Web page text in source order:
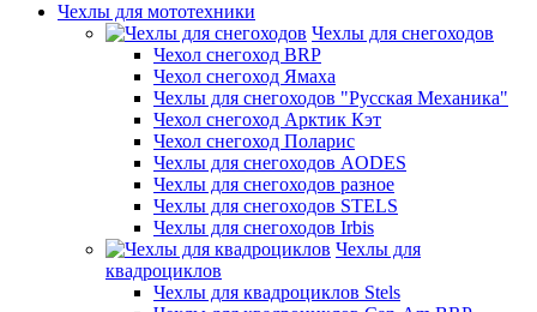
Чехлы для мототехники
Чехлы для снегоходов
Чехол снегоход BRP
Чехол снегоход Ямаха
Чехлы для снегоходов "Русская Механика"
Чехол снегоход Арктик Кэт
Чехол снегоход Поларис
Чехлы для снегоходов AODES
Чехлы для снегоходов разное
Чехлы для снегоходов STELS
Чехлы для снегоходов Irbis
Чехлы для
квадроциклов
Чехлы для квадроциклов Stels